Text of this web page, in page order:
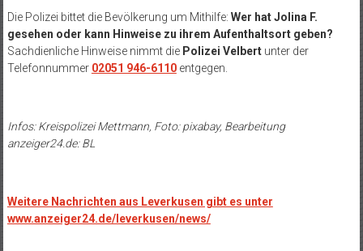
Die Polizei bittet die Bevölkerung um Mithilfe: Wer hat Jolina F.
gesehen oder kann Hinweise zu ihrem Aufenthaltsort geben?
Sachdienliche Hinweise nimmt die Polizei Velbertunter der
Telefonnummer 02051 946-6110entgegen.
Infos: Kreispolizei Mettmann, Foto: pixabay, Bearbeitung
anzeiger24.de: BL
Weitere Nachrichten aus Leverkusen gibt es unter
www.anzeiger24.de/leverkusen/news/